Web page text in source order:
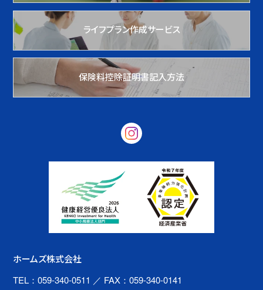
ライフプラン作成サービス
保険料控除証明書記入方法
ホームズ株式会社
TEL：059-340-0511 ／ FAX：059-340-0141